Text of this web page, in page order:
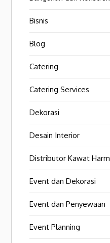
Bisnis
Blog
Catering
Catering Services
Dekorasi
Desain Interior
Distributor Kawat
Event dan Dekorasi
Event dan Penyewaan
Event Planning